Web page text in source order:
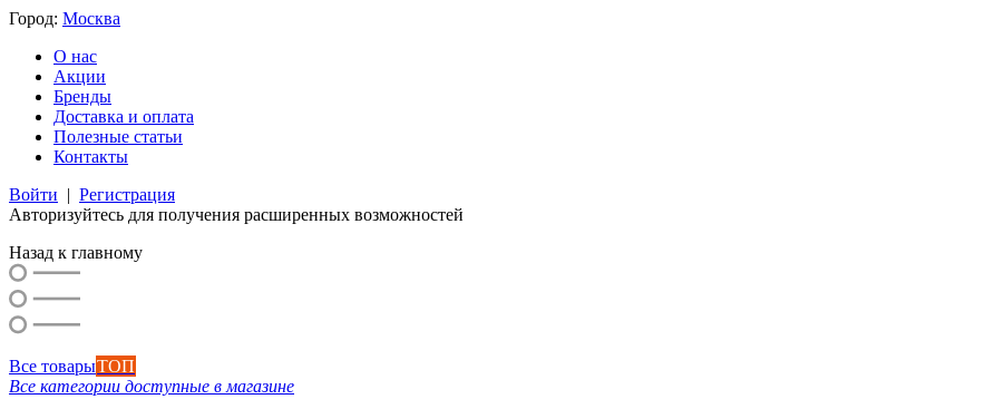
Город: Москва
О нас
Акции
Бренды
Доставка и оплата
Полезные статьи
Контакты
Войти | Регистрация
Авторизуйтесь для получения расширенных возможностей
Назад к главному
Все товарыТОП
Все категории доступные в магазине